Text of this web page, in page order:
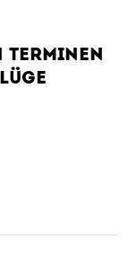
TERMINEN